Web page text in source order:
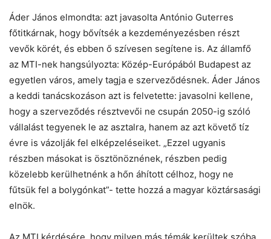
Áder János elmondta: azt javasolta António Guterres
főtitkárnak, hogy bővítsék a kezdeményezésben részt
vevők körét, és ebben ő szívesen segítene is. Az államfő
az MTI-nek hangsúlyozta: Közép-Európából Budapest az
egyetlen város, amely tagja e szerveződésnek. Áder János
a keddi tanácskozáson azt is felvetette: javasolni kellene,
hogy a szerveződés résztvevői ne csupán 2050-ig szóló
vállalást tegyenek le az asztalra, hanem az azt követő tíz
évre is vázolják fel elképzeléseiket. „Ezzel ugyanis
részben másokat is ösztönöznének, részben pedig
közelebb kerülhetnénk a hőn áhított célhoz, hogy ne
fűtsük fel a bolygónkat”- tette hozzá a magyar köztársasági
elnök.